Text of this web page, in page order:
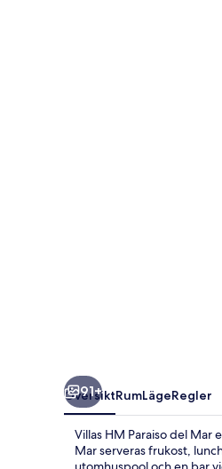
91+
ÖversiktRumLägeRegler
Villas HM Paraiso del Mar
Mar serveras frukost,